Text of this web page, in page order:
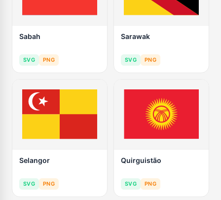
Sabah
SVG PNG
Sarawak
SVG PNG
Selangor
SVG PNG
Quirguistão
SVG PNG